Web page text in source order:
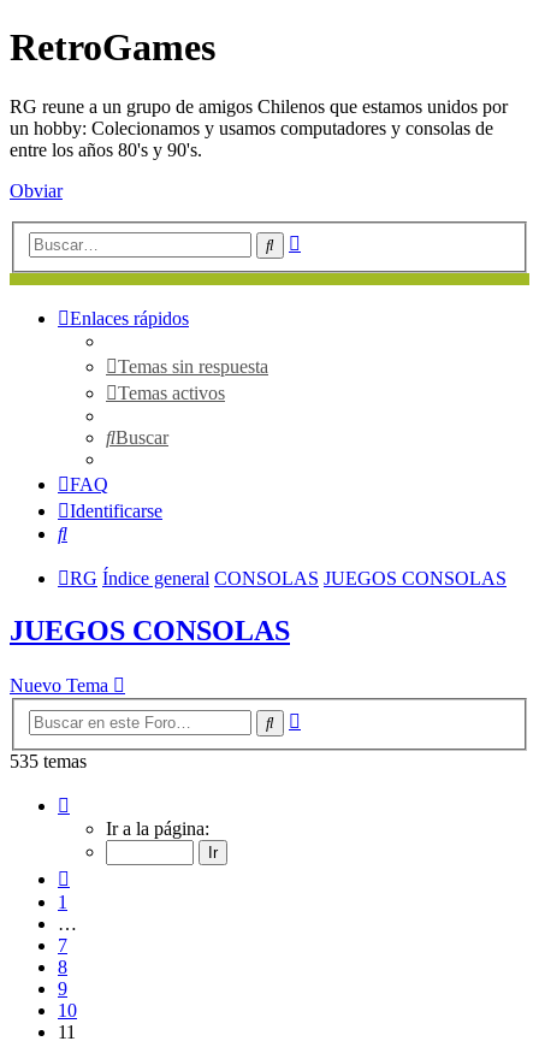
RetroGames
RG reune a un grupo de amigos Chilenos que estamos unidos por
un hobby: Colecionamos y usamos computadores y consolas de
entre los años 80's y 90's.
Obviar
Buscar
Enlaces rápidos
Temas sin respuesta
Temas activos
Buscar
FAQ
Identificarse
Buscar
RG Índice general CONSOLAS JUEGOS CONSOLAS
JUEGOS CONSOLAS
Nuevo Tema
Buscar
535 temas
Ir a la página:
1
…
7
8
9
10
11